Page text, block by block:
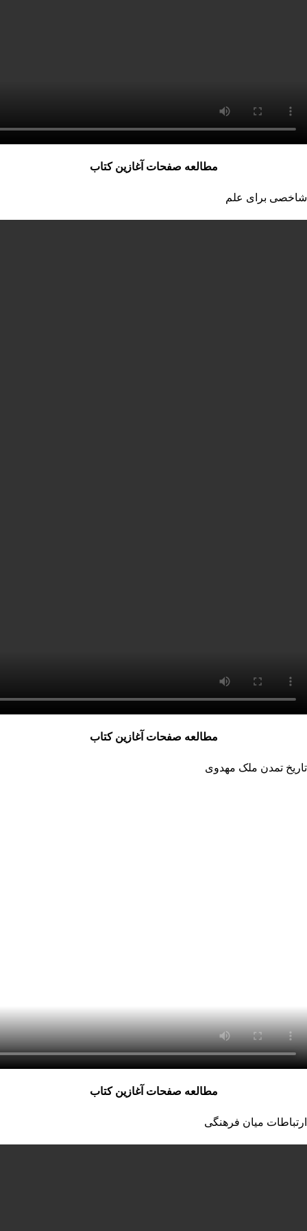
مطالعه صفحات آغازین کتاب
شاخصی برای علم
مطالعه صفحات آغازین کتاب
تاریخ تمدن ملک مهدوی
مطالعه صفحات آغازین کتاب
ارتباطات میان فرهنگی